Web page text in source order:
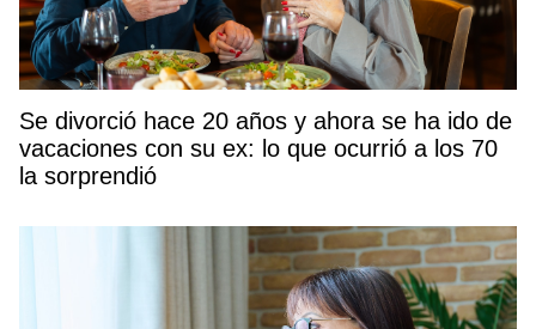
Se divorció hace 20 años y ahora se ha ido de
vacaciones con su ex: lo que ocurrió a los 70
la sorprendió